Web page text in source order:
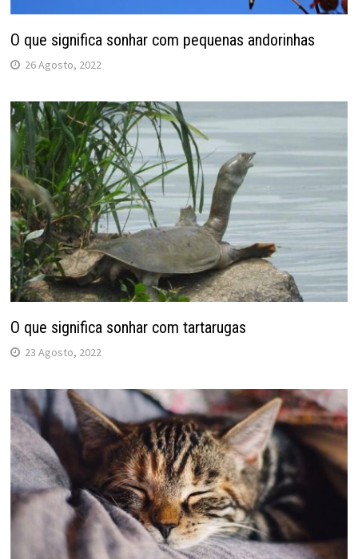
O que significa sonhar com pequenas andorinhas
26 Agosto, 2022
O que significa sonhar com tartarugas
23 Agosto, 2022